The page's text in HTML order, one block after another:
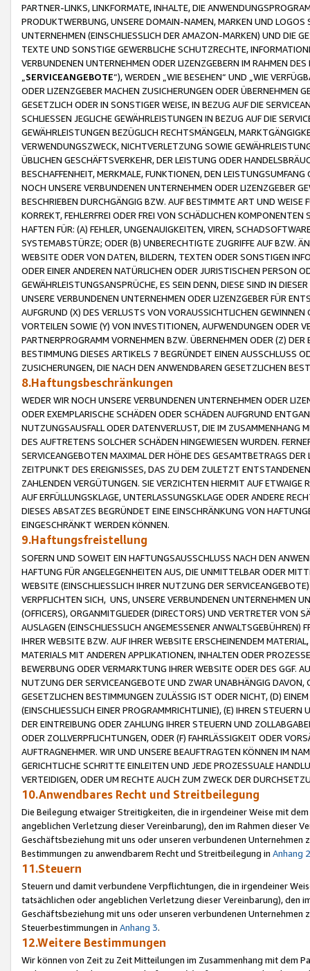
PARTNER-LINKS, LINKFORMATE, INHALTE, DIE
PRODUKTWERBUNG, UNSERE DOMAIN-NAMEN, MARKEN UND
UNTERNEHMEN (EINSCHLIESSLICH DER AMAZON-MARKEN) UND DIE
TEXTE UND SONSTIGE GEWERBLICHE SCHUTZRECHTE,
VERBUNDENEN UNTERNEHMEN ODER LIZENZGEBERN IM RAHMEN
SERVICEANGEBOTE“), WERDEN „WIE BESEHEN“ UND „WIE
ODER LIZENZGEBER MACHEN ZUSICHERUNGEN ODER ÜBERNEHMEN
GESETZLICH ODER IN SONSTIGER WEISE, IN BEZUG AUF DIE
SCHLIESSEN JEGLICHE GEWÄHRLEISTUNGEN IN BEZUG AUF DIE
GEWÄHRLEISTUNGEN BEZÜGLICH RECHTSMÄNGELN,
VERWENDUNGSZWECK, NICHTVERLETZUNG SOWIE
ÜBLICHEN GESCHÄFTSVERKEHR, DER LEISTUNG ODER
BESCHAFFENHEIT, MERKMALE, FUNKTIONEN, DEN
NOCH UNSERE VERBUNDENEN UNTERNEHMEN ODER LIZENZGEBER
BESCHRIEBEN DURCHGÄNGIG BZW. AUF BESTIMMTE ART UND
KORREKT, FEHLERFREI ODER FREI VON SCHÄDLICHEN
HAFTEN FÜR: (A) FEHLER, UNGENAUIGKEITEN, VIREN,
SYSTEMABSTÜRZE; ODER (B) UNBERECHTIGTE ZUGRIFFE AUF BZW.
WEBSITE ODER VON DATEN, BILDERN, TEXTEN ODER SONSTIGEN
ODER EINER ANDEREN NATÜRLICHEN ODER JURISTISCHEN PERSON
GEWÄHRLEISTUNGSANSPRÜCHE, ES SEIN DENN, DIESE SIND IN
UNSERE VERBUNDENEN UNTERNEHMEN ODER LIZENZGEBER FÜR
AUFGRUND (X) DES VERLUSTS VON VORAUSSICHTLICHEN
VORTEILEN SOWIE (Y) VON INVESTITIONEN, AUFWENDUNGEN ODER
PARTNERPROGRAMM VORNEHMEN BZW. ÜBERNEHMEN ODER (Z)
BESTIMMUNG DIESES ARTIKELS 7 BEGRÜNDET EINEN AUSSCHLUSS
ZUSICHERUNGEN, DIE NACH DEN ANWENDBAREN GESETZLICHEN
8.Haftungsbeschränkungen
WEDER WIR NOCH UNSERE VERBUNDENEN UNTERNEHMEN ODER
ODER EXEMPLARISCHE SCHÄDEN ODER SCHÄDEN AUFGRUND
NUTZUNGSAUSFALL ODER DATENVERLUST, DIE IM ZUSAMMENHANG
DES AUFTRETENS SOLCHER SCHÄDEN HINGEWIESEN WURDEN.
SERVICEANGEBOTEN MAXIMAL DER HÖHE DES GESAMTBETRAGS
ZEITPUNKT DES EREIGNISSES, DAS ZU DEM ZULETZT
ZAHLENDEN VERGÜTUNGEN. SIE VERZICHTEN HIERMIT AUF
AUF ERFÜLLUNGSKLAGE, UNTERLASSUNGSKLAGE ODER ANDERE
DIESES ABSATZES BEGRÜNDET EINE EINSCHRÄNKUNG VON
EINGESCHRÄNKT WERDEN KÖNNEN.
9.Haftungsfreistellung
SOFERN UND SOWEIT EIN HAFTUNGSAUSSCHLUSS NACH DEN
HAFTUNG FÜR ANGELEGENHEITEN AUS, DIE UNMITTELBAR ODER
WEBSITE (EINSCHLIESSLICH IHRER NUTZUNG DER
VERPFLICHTEN SICH, UNS, UNSERE VERBUNDENEN UNTERNEHMEN
(OFFICERS), ORGANMITGLIEDER (DIRECTORS) UND VERTRETER VON
AUSLAGEN (EINSCHLIESSLICH ANGEMESSENER
IHRER WEBSITE BZW. AUF IHRER WEBSITE ERSCHEINENDEM
MATERIALS MIT ANDEREN APPLIKATIONEN, INHALTEN ODER
BEWERBUNG ODER VERMARKTUNG IHRER WEBSITE ODER DES GGF.
NUTZUNG DER SERVICEANGEBOTE UND ZWAR UNABHÄNGIG
GESETZLICHEN BESTIMMUNGEN ZULÄSSIG IST ODER NICHT, (D)
(EINSCHLIESSLICH EINER PROGRAMMRICHTLINIE), (E) IHREN
DER EINTREIBUNG ODER ZAHLUNG IHRER STEUERN UND
ODER ZOLLVERPFLICHTUNGEN, ODER (F) FAHRLÄSSIGKEIT ODER
AUFTRAGNEHMER. WIR UND UNSERE BEAUFTRAGTEN KÖNNEN IM
GERICHTLICHE SCHRITTE EINLEITEN UND JEDE PROZESSUALE
VERTEIDIGEN, ODER UM RECHTE AUCH ZUM ZWECK DER
10.Anwendbares Recht und Streitbeilegung
Die Beilegung etwaiger Streitigkeiten, die in irgendeiner Weise mit
angeblichen Verletzung dieser Vereinbarung), den im Rahmen dieser
Geschäftsbeziehung mit uns oder unseren verbundenen
Bestimmungen zu anwendbarem Recht und Streitbeilegung in Anhang 2
11.Steuern
Steuern und damit verbundene Verpflichtungen, die in irgendeiner
tatsächlichen oder angeblichen Verletzung dieser Vereinbarung), den
Geschäftsbeziehung mit uns oder unseren verbundenen
Steuerbestimmungen in Anhang 3.
12.Weitere Bestimmungen
Wir können von Zeit zu Zeit Mitteilungen im Zusammenhang mit dem